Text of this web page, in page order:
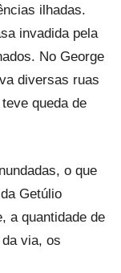
ilhadas.
invadida pela
No George
diversas ruas
queda de
o que
Getúlio
a quantidade de
via, os